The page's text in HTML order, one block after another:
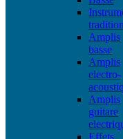
Amplis
basse
Amplis
electro-
Amplis
guitare
Effets